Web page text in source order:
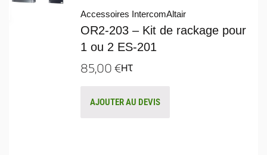
Accessoires IntercomAltair
OR2-203 – Kit de rackage pour
1 ou 2 ES-201
85,00€HT
AJOUTER AU DEVIS